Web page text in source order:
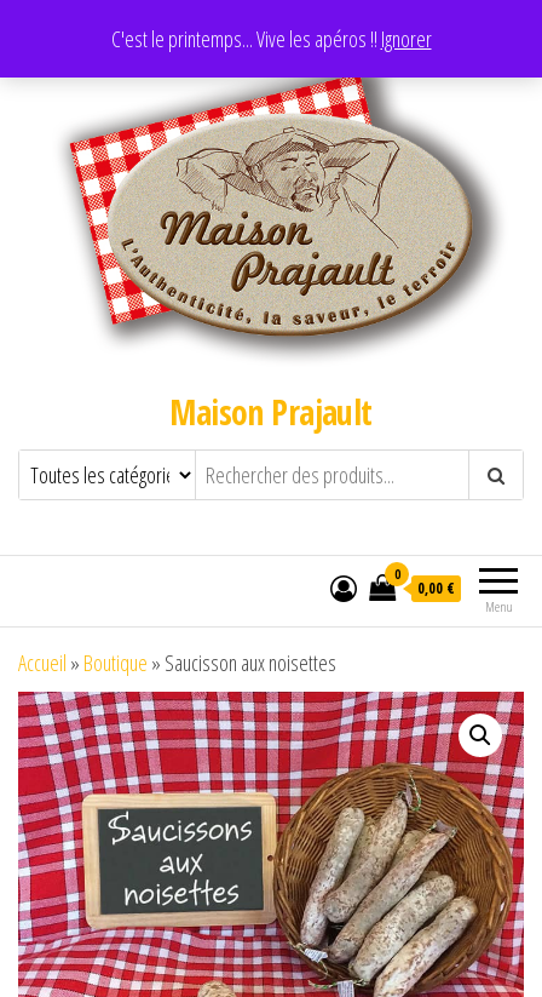
C'est le printemps... Vive les apéros !! Ignorer
Maison Prajault
Menu
0
0,00 €
Accueil » Boutique » Saucisson aux noisettes